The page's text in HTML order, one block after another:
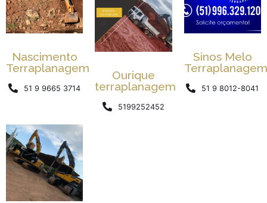
Nascimento
Terraplanagem
51 9 9665 3714
Ourique
terraplanagem
5199252452
Sinos Melo
Terraplanagem
51 9 8012-8041